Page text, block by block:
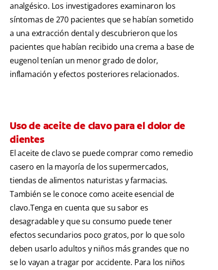
analgésico. Los investigadores examinaron los
síntomas de 270 pacientes que se habían sometido
a una extracción dental y descubrieron que los
pacientes que habían recibido una crema a base de
eugenol tenían un menor grado de dolor,
inflamación y efectos posteriores relacionados.
Uso de aceite de clavo para el dolor de
dientes
El aceite de clavo se puede comprar como remedio
casero en la mayoría de los supermercados,
tiendas de alimentos naturistas y farmacias.
También se le conoce como aceite esencial de
clavo.Tenga en cuenta que su sabor es
desagradable y que su consumo puede tener
efectos secundarios poco gratos, por lo que solo
deben usarlo adultos y niños más grandes que no
se lo vayan a tragar por accidente. Para los niños